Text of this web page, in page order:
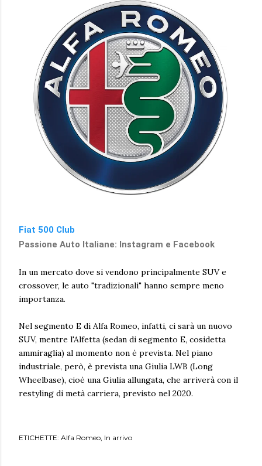
Fiat 500 Club
Passione Auto Italiane: Instagram e Facebook
In un mercato dove si vendono principalmente SUV e
crossover, le auto "tradizionali" hanno sempre meno
importanza.
Nel segmento E di Alfa Romeo, infatti, ci sarà un nuovo
SUV, mentre l'Alfetta (sedan di segmento E, cosidetta
ammiraglia) al momento non è prevista. Nel piano
industriale, però, è prevista una Giulia LWB (Long
Wheelbase), cioè una Giulia allungata, che arriverà con il
restyling di metà carriera, previsto nel 2020.
ETICHETTE: Alfa Romeo In arrivo